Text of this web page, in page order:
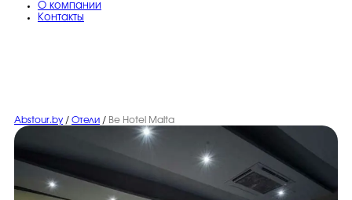
O компании
Контакты
Abstour.by / Отели / Be Hotel Malta